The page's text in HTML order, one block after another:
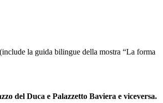
la guida bilingue della mostra “La forma
del Duca e Palazzetto Baviera e viceversa.